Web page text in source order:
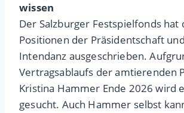
wissen
Der Salzburger Festspielfonds hat
Positionen der Präsidentschaft
Intendanz ausgeschrieben.
Vertragsablaufs der amtierenden
Kristina Hammer Ende 2026 wird
gesucht. Auch Hammer selbst